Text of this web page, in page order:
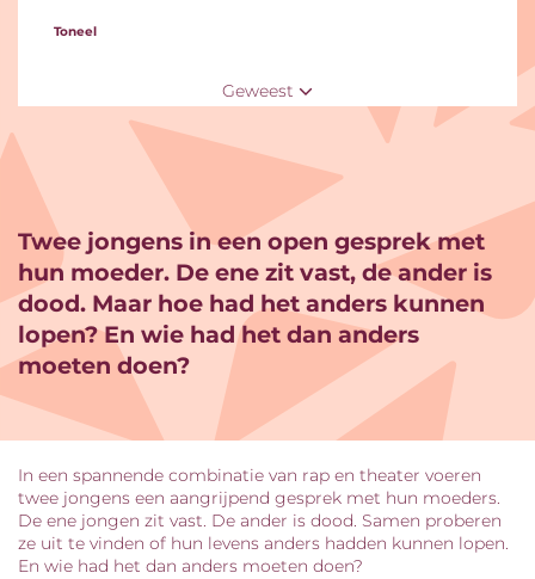
Toneel
Geweest
Twee jongens in een open gesprek met
hun moeder. De ene zit vast, de ander is
dood. Maar hoe had het anders kunnen
lopen? En wie had het dan anders
moeten doen?
In een spannende combinatie van rap en theater voeren
twee jongens een aangrijpend gesprek met hun moeders.
De ene jongen zit vast. De ander is dood. Samen proberen
ze uit te vinden of hun levens anders hadden kunnen lopen.
En wie had het dan anders moeten doen?